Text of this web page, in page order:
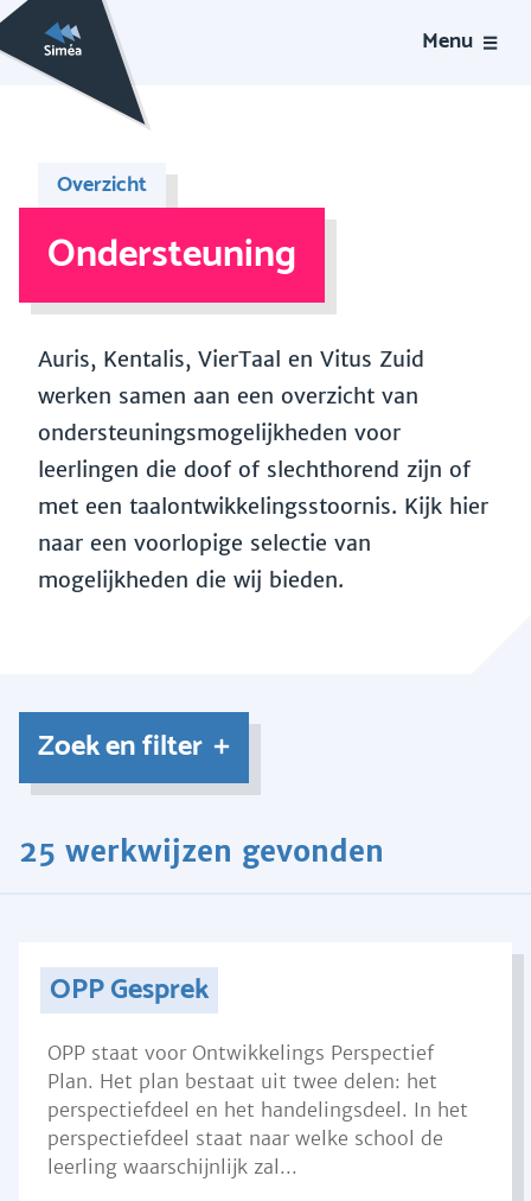
Menu
Overzicht
Ondersteuning
Auris, Kentalis, VierTaal en Vitus Zuid
werken samen aan een overzicht van
ondersteuningsmogelijkheden voor
leerlingen die doof of slechthorend zijn of
met een taalontwikkelingsstoornis. Kijk hier
naar een voorlopige selectie van
mogelijkheden die wij bieden.
Zoek en filter
25 werkwijzen gevonden
OPP Gesprek
OPP staat voor Ontwikkelings Perspectief
Plan. Het plan bestaat uit twee delen: het
perspectiefdeel en het handelingsdeel. In het
perspectiefdeel staat naar welke school de
leerling waarschijnlijk zal...